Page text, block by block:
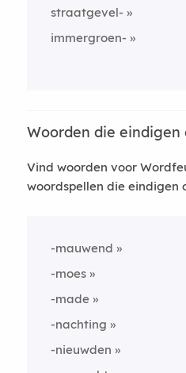
straatgevel-
immergroen-
Woorden die eindigen
Vind woorden voor
woordspellen die eindigen
-mauwend
-moes
-made
-nachting
-nieuwden